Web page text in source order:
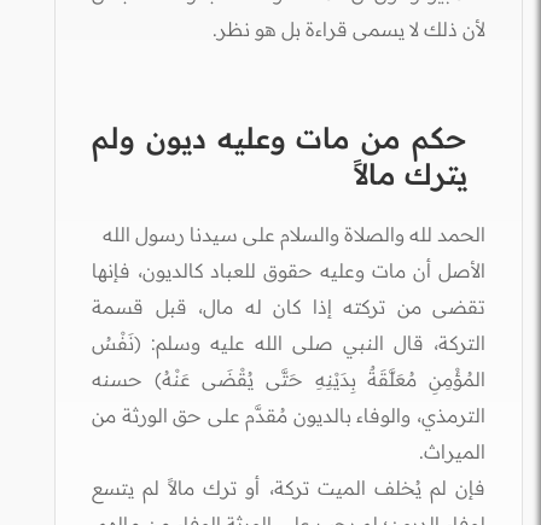
لأن ذلك لا يسمى قراءة بل هو نظر.
حكم من مات وعليه ديون ولم
يترك مالاً
الحمد لله والصلاة والسلام على سيدنا رسول الله
الأصل أن مات وعليه حقوق للعباد كالديون، فإنها
تقضى من تركته إذا كان له مال، قبل قسمة
التركة، قال النبي صلى الله عليه وسلم: (نَفْسُ
المُؤْمِنِ مُعَلَّقَةٌ بِدَيْنِهِ حَتَّى يُقْضَى عَنْهُ) حسنه
الترمذي، والوفاء بالديون مُقدَّم على حق الورثة من
الميراث.
فإن لم يُخلف الميت تركة، أو ترك مالاً لم يتسع